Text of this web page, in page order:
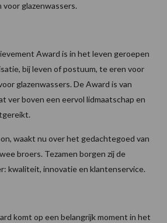
glazenwassers.
Award is in het leven geroepen
bij leven of postuum, te eren voor
glazenwassers. De Award is van
ver boven een eervol lidmaatschap en
waakt nu over het gedachtegoed van
broers. Tezamen borgen zij de
kwaliteit, innovatie en klantenservice.
komt op een belangrijk moment in het